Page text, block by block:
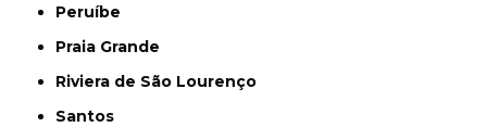
Peruíbe
Praia Grande
Riviera de São Lourenço
Santos